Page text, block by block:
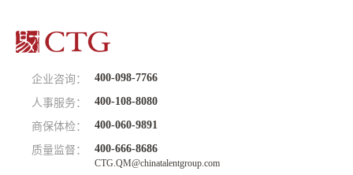
企业咨询： 400-098-7766
人事服务： 400-108-8080
商保体检： 400-060-9891
质量监督： 400-666-8686
CTG.QM@chinatalentgroup.com